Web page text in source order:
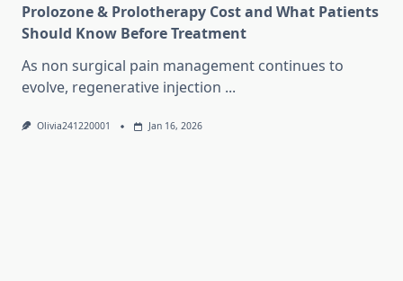
Prolozone & Prolotherapy Cost and What Patients
Should Know Before Treatment
As non surgical pain management continues to
evolve, regenerative injection ...
Olivia241220001 Jan 16, 2026